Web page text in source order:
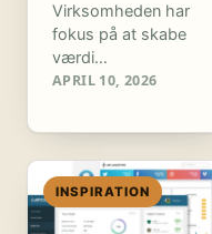
Virksomheden har
fokus på at skabe
værdi…
APRIL 10, 2026
INSPIRATION